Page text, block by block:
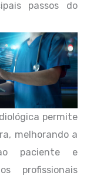
passos do
permite
melhorando a
paciente e
profissionais